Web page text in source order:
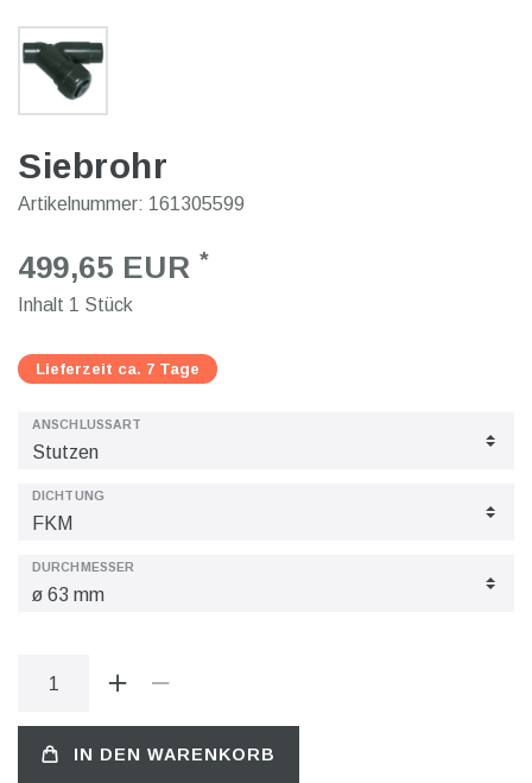
Siebrohr
Artikelnummer: 161305599
499,65 EUR *
Inhalt 1 Stück
Lieferzeit ca. 7 Tage
ANSCHLUSSART
DICHTUNG
DURCHMESSER
IN DEN WARENKORB